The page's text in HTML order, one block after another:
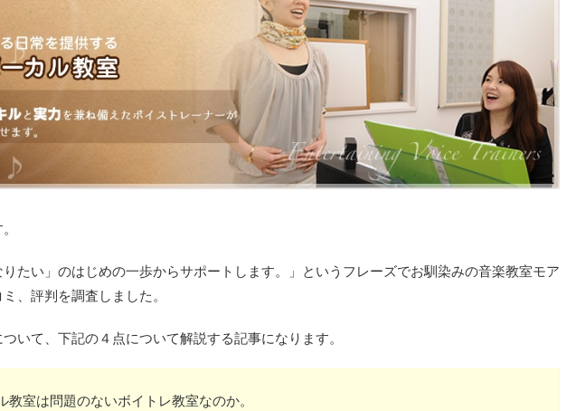
たい」のはじめの一歩からサポートします。」というフレーズでお馴染みの音楽教室モア
、評判を調査しました。
いて、下記の４点について解説する記事になります。
教室は問題のないボイトレ教室なのか。